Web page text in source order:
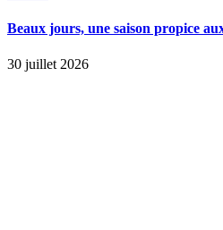
Beaux jours, une saison propice
30 juillet 2026